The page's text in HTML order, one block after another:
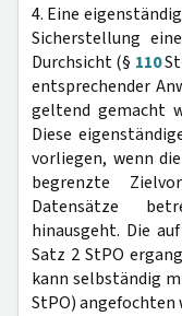
4. Eine
Sicherstellung
Durchsicht (§ 110
entsprechender
geltend gemacht
Diese
vorliegen, wenn
begrenzte
Datensätze
hinausgeht. Die
Satz 2 StPO
kann selbständig
StPO) angefochten